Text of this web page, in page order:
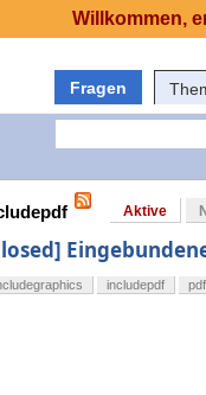
Fragen
Aktive
includepdf
Willkommen,